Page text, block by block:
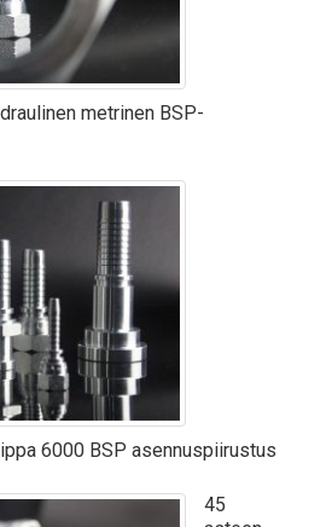
metrinen BSP-
6000 BSP asennuspiirustus
45